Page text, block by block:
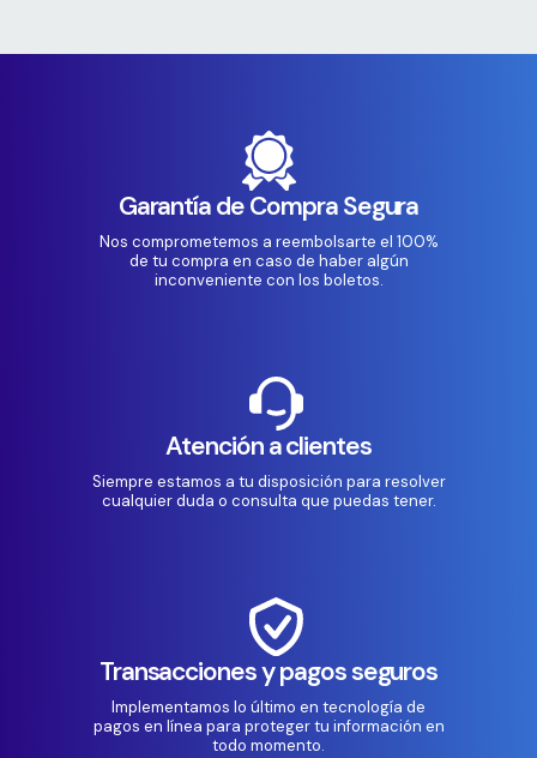
Garantía de Compra Segura
Nos comprometemos a reembolsarte el 100%
de tu compra en caso de haber algún
inconveniente con los boletos.
Atención a clientes
Siempre estamos a tu disposición para resolver
cualquier duda o consulta que puedas tener.
Transacciones y pagos seguros
Implementamos lo último en tecnología de
pagos en línea para proteger tu información en
todo momento.